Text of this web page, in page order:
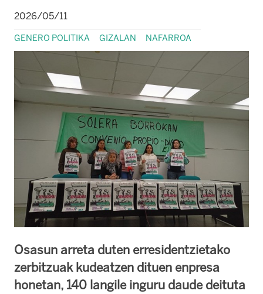
2026/05/11
GENERO POLITIKA GIZALAN NAFARROA
Osasun arreta duten erresidentzietako
zerbitzuak kudeatzen dituen enpresa
honetan, 140 langile inguru daude deituta